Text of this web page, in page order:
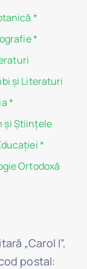
*
*
și Literaturi
*
şi Ştiinţele
*
Ortodoxă
„Carol I”,
postal: